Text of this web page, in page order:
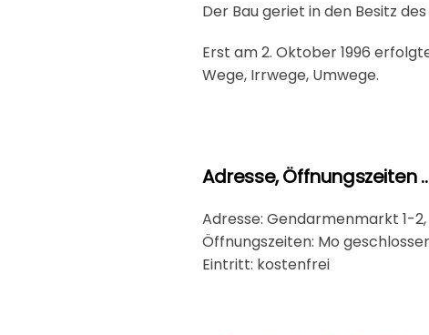
Der Bau geriet in den Besitz
Erst am 2. Oktober 1996
Wege, Irrwege, Umwege.
Adresse, Öffnungszeiten
Adresse: Gendarmenmarkt 1-2,
Öffnungszeiten: Mo
Eintritt: kostenfrei